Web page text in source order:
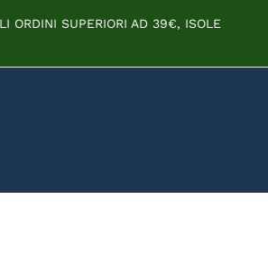
ORDINI SUPERIORI AD 39€, ISOLE